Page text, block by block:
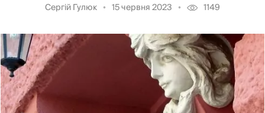
Сергій Гулюк 15 червня 2023 1149